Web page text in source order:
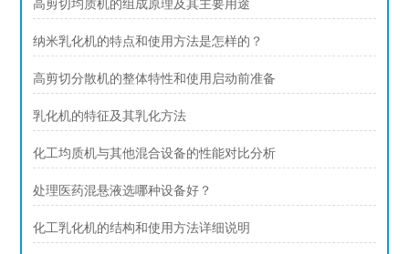
高剪切均质机的组成原理及其主要用途
纳米乳化机的特点和使用方法是怎样的？
高剪切分散机的整体特性和使用启动前准备
乳化机的特征及其乳化方法
化工均质机与其他混合设备的性能对比分析
处理医药混悬液选哪种设备好？
化工乳化机的结构和使用方法详细说明